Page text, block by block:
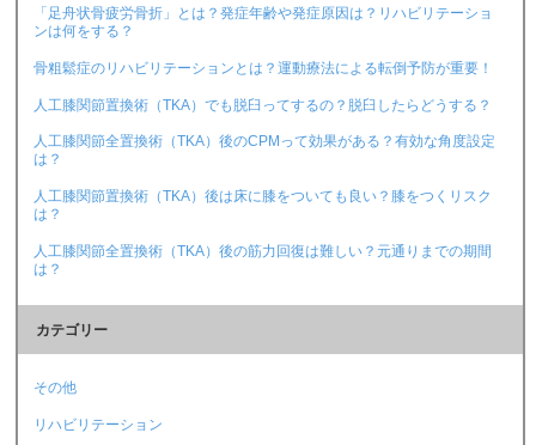
「足舟状骨疲労骨折」とは？発症年齢や発症原因は？リハビリテーショ
ンは何をする？
骨粗鬆症のリハビリテーションとは？運動療法による転倒予防が重要！
人工膝関節置換術（TKA）でも脱臼ってするの？脱臼したらどうする？
人工膝関節全置換術（TKA）後のCPMって効果がある？有効な角度設定
は？
人工膝関節置換術（TKA）後は床に膝をついても良い？膝をつくリスク
は？
人工膝関節全置換術（TKA）後の筋力回復は難しい？元通りまでの期間
は？
カテゴリー
その他
リハビリテーション